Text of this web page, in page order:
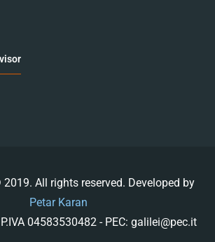
All rights reserved. Developed by
Petar Karan
04583530482 - PEC: galilei@pec.it